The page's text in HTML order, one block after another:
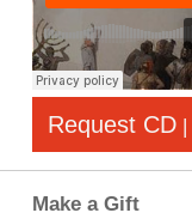
Request CD |
Make a Gift